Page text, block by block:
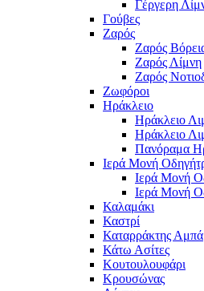
Γέργερη
Γούβες
Ζαρός
Ζαρός
Ζαρός Λίμνη
Ζαρός
Ζωφόροι
Ηράκλειο
Ηράκλειο
Ηράκλειο
Πανόραμα
Ιερά Μονή
Ιερά Μονή
Ιερά Μονή
Καλαμάκι
Καστρί
Καταρράκτης Αμπά
Κάτω Ασίτες
Κουτουλουφάρι
Κρουσώνας